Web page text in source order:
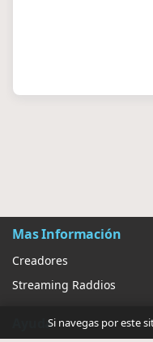
Mas Información
Creadores
Streaming Raddios
AyudaSi navegas por este